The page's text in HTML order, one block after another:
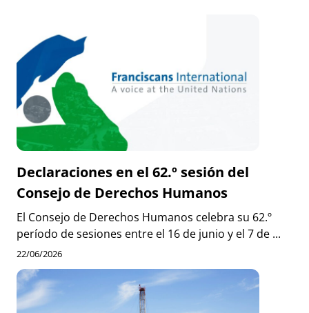
Declaraciones en el 62.º sesión del
Consejo de Derechos Humanos
El Consejo de Derechos Humanos celebra su 62.º
período de sesiones entre el 16 de junio y el 7 de ...
22/06/2026